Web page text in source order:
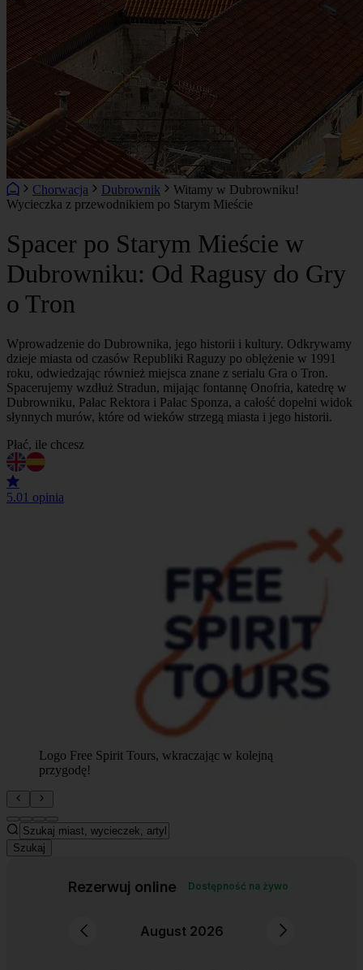
Chorwacja Dubrownik
Witamy w Dubrowniku!
Wycieczka z przewodnikiem po Starym Mieście
Spacer po Starym Mieście w
Dubrowniku: Od Ragusy do Gry
o Tron
Wprowadzenie do Dubrownika, jego historii i kultury. Odkrywamy
dzieje miasta od czasów Republiki Raguzy po oblężenie w 1991
roku, odwiedzając również miejsca znane z serialu Gra o Tron.
Spacerujemy wzdłuż Stradun, mijając fontannę Onofria, katedrę w
Dubrowniku, Pałac Rektora i Pałac Sponza, a całość dopełni widok
słynnych murów, które od wieków strzegą miasta i jego historii.
Płać, ile chcesz
5.01 opinia
Logo Free Spirit Tours, wkraczając w kolejną
przygodę!
Szukaj